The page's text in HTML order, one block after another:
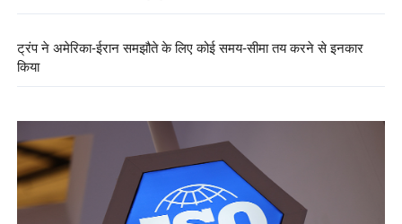
ट्रंप ने अमेरिका-ईरान समझौते के लिए कोई समय-सीमा तय करने से इनकार
किया